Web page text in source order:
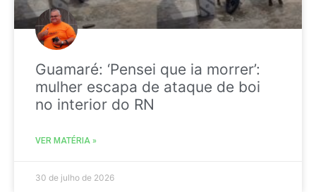
Guamaré: ‘Pensei que ia morrer’:
mulher escapa de ataque de boi
no interior do RN
VER MATÉRIA »
30 de julho de 2026